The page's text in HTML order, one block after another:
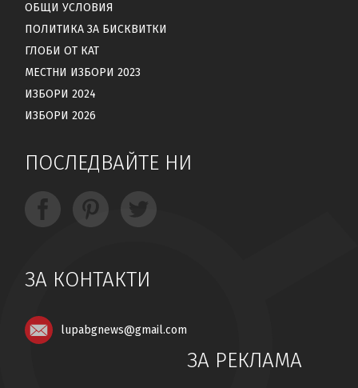
ОБЩИ УСЛОВИЯ
ПОЛИТИКА ЗА БИСКВИТКИ
ГЛОБИ ОТ КАТ
МЕСТНИ ИЗБОРИ 2023
ИЗБОРИ 2024
ИЗБОРИ 2026
ПОСЛЕДВАЙТЕ НИ
ЗА КОНТАКТИ
lupabgnews@gmail.com
ЗА РЕКЛАМА